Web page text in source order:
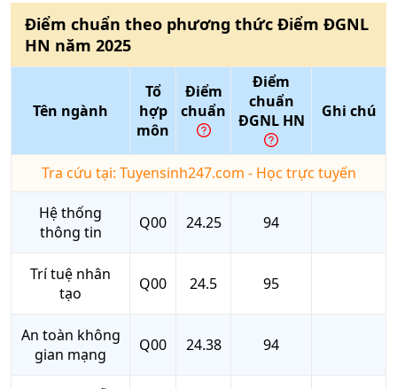
Điểm chuẩn theo phương thức Điểm ĐGNL
HN năm 2025
Tên ngành
Tổ
hợp
môn
Điểm
chuẩn
Điểm
chuẩn
ĐGNL HN
Ghi chú
Tra cứu tại: Tuyensinh247.com - Học trực tuyến
Hệ thống
thông tin
Q00 24.25 94
Trí tuệ nhân
tạo
Q00 24.5 95
An toàn không
gian mạng
Q00 24.38 94